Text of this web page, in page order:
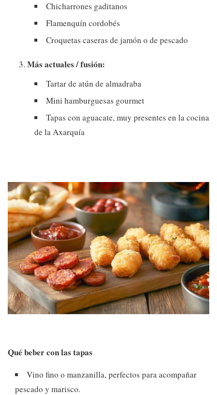
Chicharrones gaditanos
Flamenquín cordobés
Croquetas caseras de jamón o de pescado
Más actuales / fusión:
Tartar de atún de almadraba
Mini hamburguesas gourmet
Tapas con aguacate, muy presentes en la cocina
de la Axarquía
Qué beber con las tapas
Vino fino o manzanilla, perfectos para acompañar
pescado y marisco.